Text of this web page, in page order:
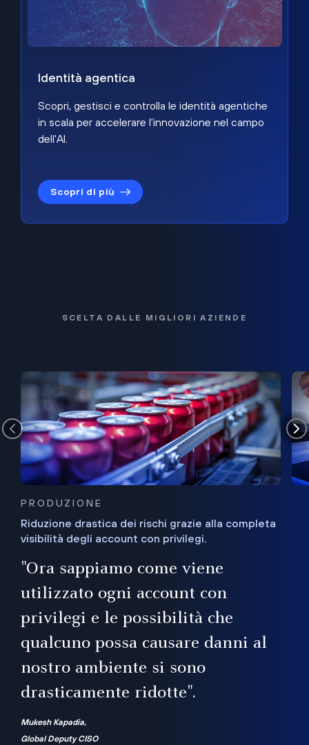
Identità agentica
Scopri, gestisci e controlla le identità agentiche
in scala per accelerare l'innovazione nel campo
dell'AI.
Scopri di più
SCELTA DALLE MIGLIORI AZIENDE
PRODUZIONE
Riduzione drastica dei rischi grazie alla completa
visibilità degli account con privilegi.
"Ora sappiamo come viene
utilizzato ogni account con
privilegi e le possibilità che
qualcuno possa causare danni al
nostro ambiente si sono
drasticamente ridotte".
Mukesh Kapadia,
Global Deputy CISO